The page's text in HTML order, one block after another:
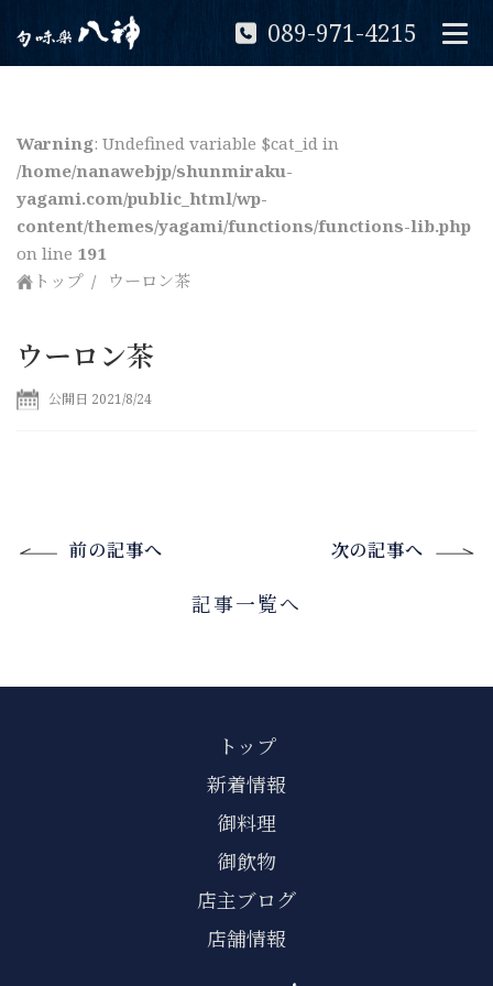
089-971-4215
Warning: Undefined variable $cat_id in
/home/nanawebjp/shunmiraku-
yagami.com/public_html/wp-
content/themes/yagami/functions/functions-lib.php
on line 191
トップ
ウーロン茶
ウーロン茶
公開日 2021/8/24
前の記事へ 次の記事へ
記事一覧へ
トップ
新着情報
御料理
御飲物
店主ブログ
店舗情報